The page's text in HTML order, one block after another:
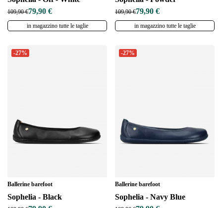
109,90 €79,90 €
in magazzino tutte le taglie
109,90 €79,90 €
in magazzino tutte le taglie
-27%
Ballerine barefoot
Sophelia - Black
-27%
Ballerine barefoot
Sophelia - Navy Blue